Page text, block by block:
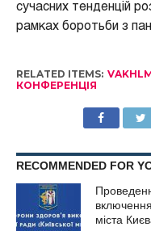
сучасних тенденцій
рамках боротьби з
RELATED ITEMS:
КОНФЕРЕНЦІЯ
RECOMMENDED FOR
міста